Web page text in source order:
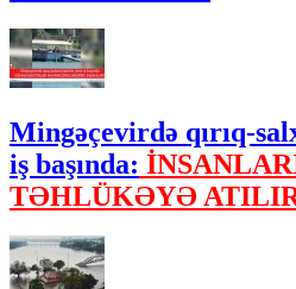
Mingəçevirdə qırıq-
iş başında:
TƏHLÜKƏYƏ